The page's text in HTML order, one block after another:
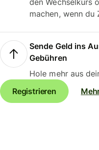
den Wechselkurs
machen, wenn du
Sende Geld ins
Gebühren
Hole mehr aus
Registrieren